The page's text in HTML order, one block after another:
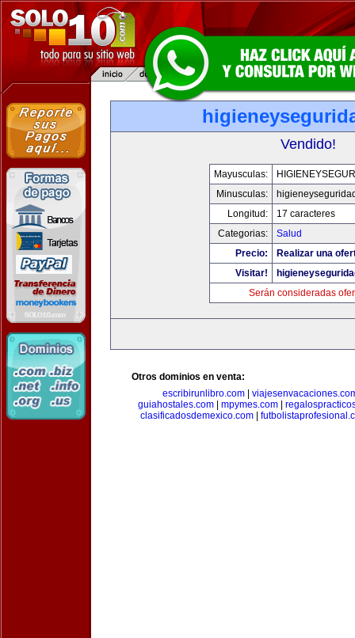
Vendido!
Mayusculas:
Minusculas:
Longitud:
17 caracteres
Categorias:
Salud
Precio:
Realizar una
Visitar!
Serán consideradas
Otros dominios en venta:
escribirunlibro.com
guiahostales.com| mpymes.com|
clasificadosdemexico.com|